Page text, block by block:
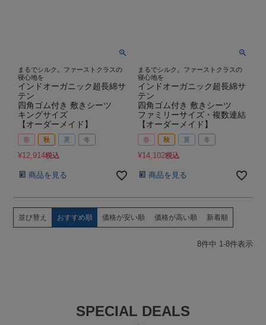
まるでシルク。ファーストクラスの
寝心地を
インドオーガニック超長綿サ
テン
四角ゴム付き 敷きシーツ
キングサイズ
【オーダーメイド】
春 秋 夏 冬
¥12,914税込
商品を見る
まるでシルク。ファーストクラスの
寝心地を
インドオーガニック超長綿サ
テン
四角ゴム付き 敷きシーツ
ファミリーサイズ・複数連結
【オーダーメイド】
春 秋 夏 冬
¥14,102税込
商品を見る
並び替え おすすめ順 価格が安い順 価格が高い順 新着順
8件中 1-8件表示
SPECIAL DEALS